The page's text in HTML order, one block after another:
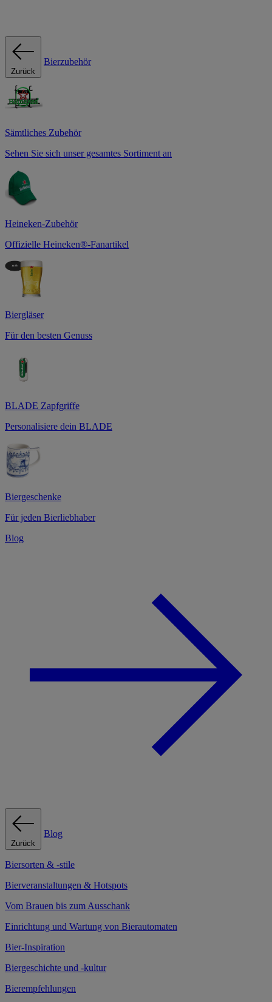
Zurück
Bierzubehör
Sämtliches Zubehör
Sehen Sie sich unser gesamtes Sortiment an
Heineken-Zubehör
Offizielle Heineken®-Fanartikel
Biergläser
Für den besten Genuss
BLADE Zapfgriffe
Personalisiere dein BLADE
Biergeschenke
Für jeden Bierliebhaber
Blog
Zurück
Blog
Biersorten & -stile
Bierveranstaltungen & Hotspots
Vom Brauen bis zum Ausschank
Einrichtung und Wartung von Bierautomaten
Bier-Inspiration
Biergeschichte und -kultur
Bierempfehlungen